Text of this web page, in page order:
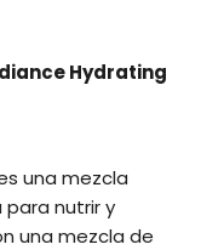
Hydrating
una mezcla
para nutrir y
una mezcla de